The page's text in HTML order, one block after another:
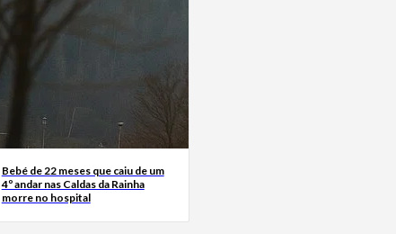
Bebé de 22 meses que caiu de um
4º andar nas Caldas da Rainha
morre no hospital